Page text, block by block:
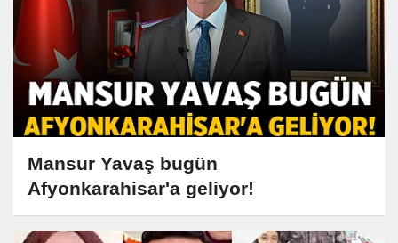
Mansur Yavaş bugün
Afyonkarahisar'a geliyor!